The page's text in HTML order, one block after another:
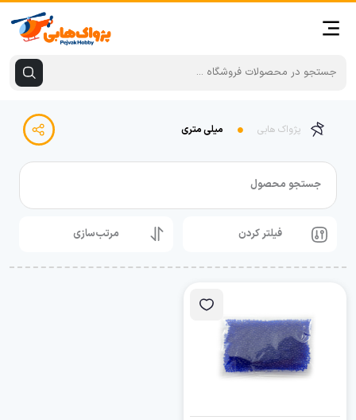
پژواک هابی میلی متری
جستجو محصول
فیلتر کردن مرتب‌سازی